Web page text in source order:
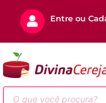
Entre ou